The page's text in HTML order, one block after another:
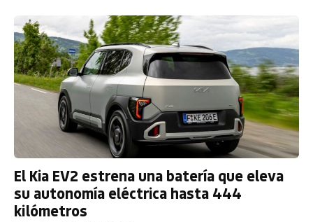
El Kia EV2 estrena una batería que eleva
su autonomía eléctrica hasta 444
kilómetros